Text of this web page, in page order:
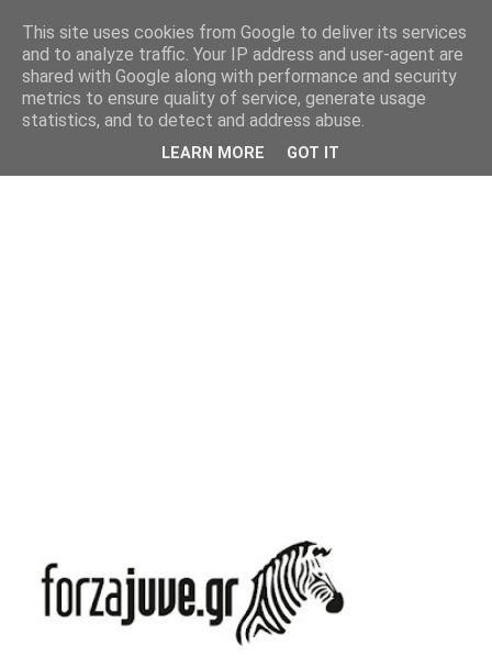
This site uses cookies from Google to deliver its services
and to analyze traffic. Your IP address and user-agent are
shared with Google along with performance and security
metrics to ensure quality of service, generate usage
statistics, and to detect and address abuse.
LEARN MORE GOT IT